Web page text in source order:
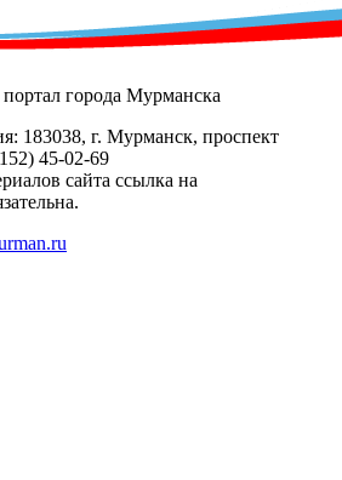
города Мурманска
183038, г. Мурманск, проспект
45-02-69
сайта ссылка на